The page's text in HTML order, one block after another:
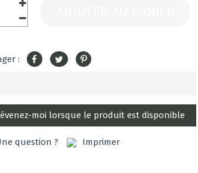
:
question ? Imprimer